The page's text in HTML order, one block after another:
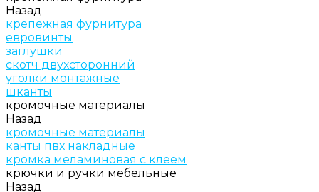
Назад
крепежная фурнитура
евровинты
заглушки
скотч двухсторонний
уголки монтажные
шканты
кромочные материалы
Назад
кромочные материалы
канты пвх накладные
кромка меламиновая с клеем
крючки и ручки мебельные
Назад